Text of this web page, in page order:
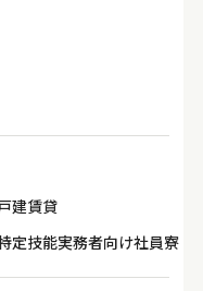
建賃貸
定技能実務者向け社員寮